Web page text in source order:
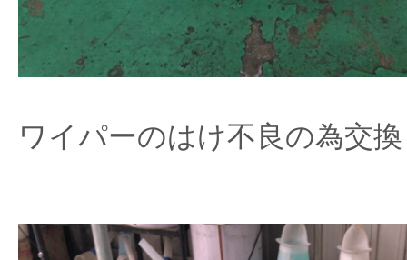
ワイパーのはけ不良の為交